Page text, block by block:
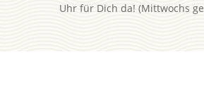
Uhr für Dich da! (Mittwochs